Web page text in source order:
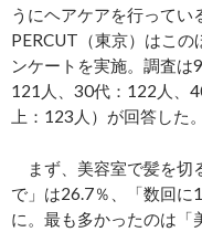
うにヘアケアを行ってい
PERCUT（東京）はこ
ンケートを実施。調査は
121人、30代：122人、
上：123人）が回答した。
まず、美容室で髪を切
で」は26.7％、「数回に
に。最も多かったのは「